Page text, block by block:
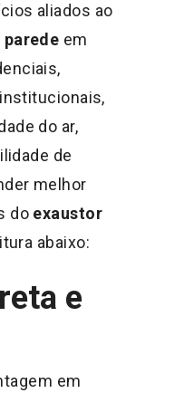
aliados ao
parede em
do ar,
de
melhor
do exaustor
abaixo:
e
em